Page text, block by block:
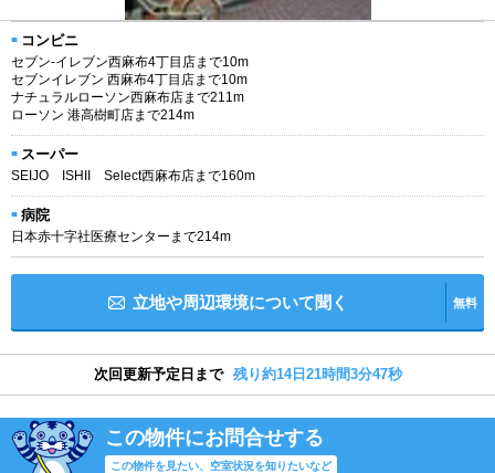
コンビニ
セブン-イレブン西麻布4丁目店まで10m
セブンイレブン 西麻布4丁目店まで10m
ナチュラルローソン西麻布店まで211m
ローソン 港高樹町店まで214m
スーパー
SEIJO ISHII Select西麻布店まで160m
病院
日本赤十字社医療センターまで214m
立地や周辺環境について聞く 無料
次回更新予定日まで 残り約14日21時間3分47秒
この物件にお問合せする
この物件を見たい、空室状況を知りたいなど